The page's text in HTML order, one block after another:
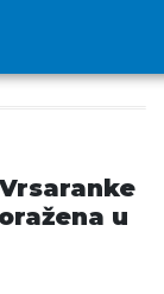
Vrsaranke
u